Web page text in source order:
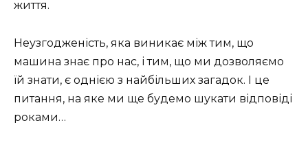
життя.
Неузгодженість, яка виникає між тим, що
машина знає про нас, і тим, що ми дозволяємо
їй знати, є однією з найбільших загадок. І це
питання, на яке ми ще будемо шукати відповіді
роками…